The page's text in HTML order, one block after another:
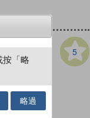
5
按「略
略過